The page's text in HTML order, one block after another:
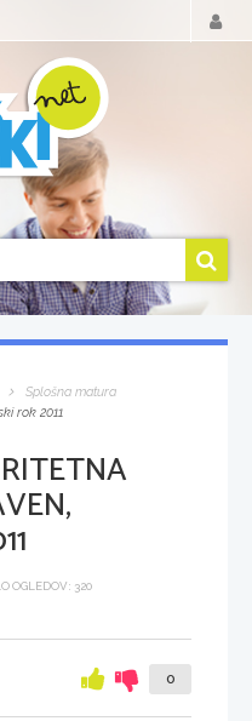
Splošna matura
rok 2011
OGLEDOV: 320
meni 0